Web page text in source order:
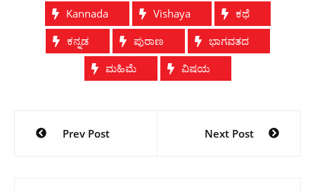
Kannada Vishaya
ಕಥೆ
ಕನ್ನಡ
ಪುರಾಣ
ಭಾಗವತದ
ಮಹಿಮೆ
ವಿಷಯ
navigation
Prev Post Next Post